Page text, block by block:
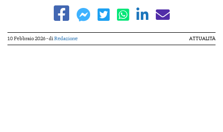
10 Febbraio 2026- di Redazione ATTUALITÀ